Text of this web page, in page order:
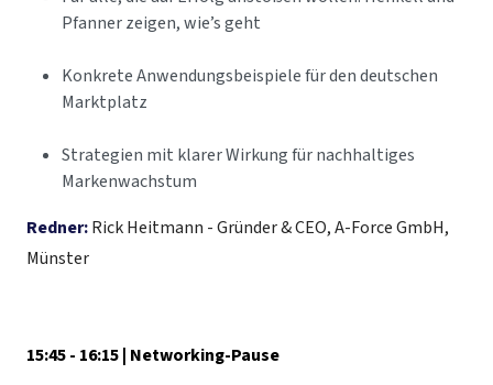
Pfanner zeigen, wie’s geht
Konkrete Anwendungsbeispiele für den deutschen
Marktplatz
Strategien mit klarer Wirkung für nachhaltiges
Markenwachstum
Redner:Rick Heitmann - Gründer & CEO, A-Force GmbH,
Münster
15:45 - 16:15 | Networking-Pause